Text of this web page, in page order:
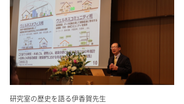
研究室の歴史を語る伊香賀先生